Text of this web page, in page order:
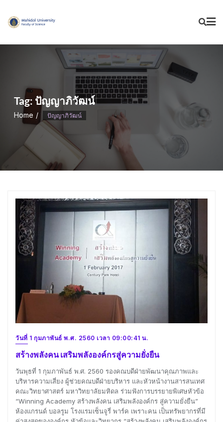
content
Tag: ปัญญาภิวัฒน์
Home ปัญญาภิวัฒน์
วันที่ 1 กุมภาพันธ์ พ.ศ. 2560 เวลา 09:00:41 น.
สร้างพลังคน เสริมพลังองค์กรสู่ความยั่งยืน
วันพุธที่ 1 กุมภาพันธ์ พ.ศ. 2560 รองคณบดีฝ่ายพัฒนาคุณภาพและ
บริหารความเสี่ยง ผู้ช่วยคณบดีฝ่ายบริหาร และหัวหน้างานสารสนเทศ
คณะวิทยาศาสตร์ มหาวิทยาลัยมหิดล ร่วมฟังการบรรยายพิเศษหัวข้อ
“Winning Academy สร้างพลังคน เสริมพลังองค์กร สู่ความยั่งยืน”
ห้องแกรนด์ บอลรูม โรงแรมเซ็นจูรี่ พาร์ค เพราะคน เป็นทรัพยากรที่มี